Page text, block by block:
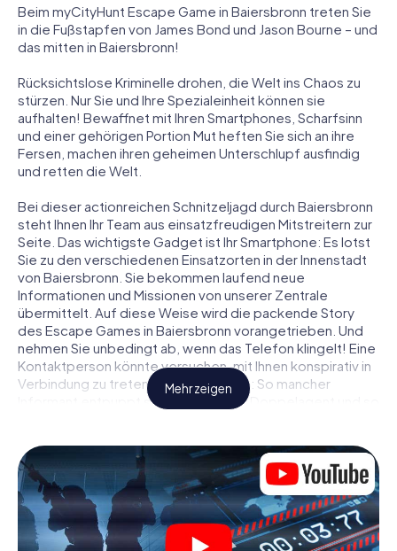
Beim myCityHunt Escape Game in Baiersbronn treten Sie
in die Fußstapfen von James Bond und Jason Bourne – und
das mitten in Baiersbronn!
Rücksichtslose Kriminelle drohen, die Welt ins Chaos zu
stürzen. Nur Sie und Ihre Spezialeinheit können sie
aufhalten! Bewaffnet mit Ihren Smartphones, Scharfsinn
und einer gehörigen Portion Mut heften Sie sich an ihre
Fersen, machen ihren geheimen Unterschlupf ausfindig
und retten die Welt.
Bei dieser actionreichen Schnitzeljagd durch Baiersbronn
steht Ihnen Ihr Team aus einsatzfreudigen Mitstreitern zur
Seite. Das wichtigste Gadget ist Ihr Smartphone: Es lotst
Sie zu den verschiedenen Einsatzorten in der Innenstadt
von Baiersbronn. Sie bekommen laufend neue
Informationen und Missionen von unserer Zentrale
übermittelt. Auf diese Weise wird die packende Story
des Escape Games in Baiersbronn vorangetrieben. Und
nehmen Sie unbedingt ab, wenn das Telefon klingelt! Eine
Kontaktperson könnte versuchen, mit Ihnen konspirativ in
Verbindung zu treten … Doch Vorsicht: So mancher
Informant entpuppt sich als dubioser Doppelagent und so
und vor allem: Vertrauen Sie niemandem!
Anders als in einem klassischen Escape Room in
Baiersbronn sind Sie also nicht in ein Zimmer eingesperrt,
aus dem Sie sich in einem vorgegebenen Zeitfenster
befreien müssen. Diese Smartphone Schnitzeljagd erklärt
Mehr zeigen